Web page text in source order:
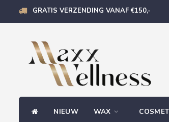
GRATIS VERZENDING VANAF €150,-
NIEUW WAX